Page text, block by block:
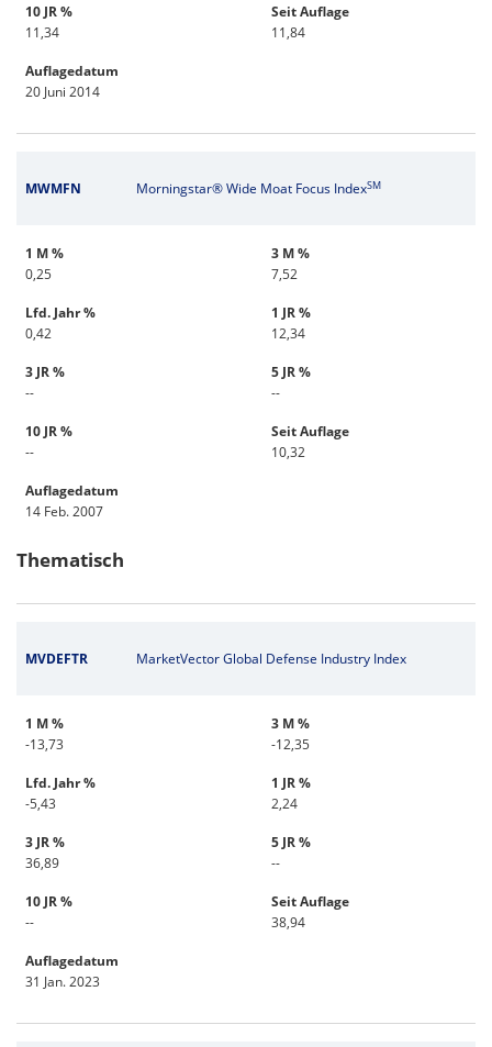
10 JR %
11,34
Seit Auflage
11,84
Auflagedatum
20 Juni 2014
MWMFN Morningstar® Wide Moat Focus IndexSM
1 M %
0,25
3 M %
7,52
Lfd. Jahr %
0,42
1 JR %
12,34
3 JR %
--
5 JR %
--
10 JR %
--
Seit Auflage
10,32
Auflagedatum
14 Feb. 2007
Thematisch
MVDEFTR MarketVector Global Defense Industry Index
1 M %
-13,73
3 M %
-12,35
Lfd. Jahr %
-5,43
1 JR %
2,24
3 JR %
36,89
5 JR %
--
10 JR %
--
Seit Auflage
38,94
Auflagedatum
31 Jan. 2023